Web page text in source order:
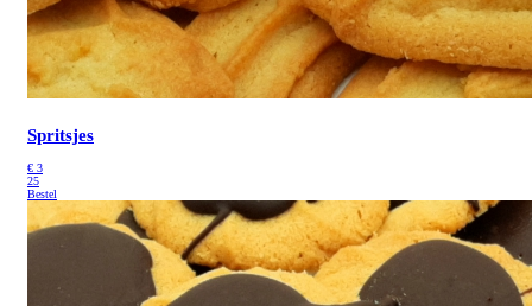
Spritsjes
€ 3
25
Bestel